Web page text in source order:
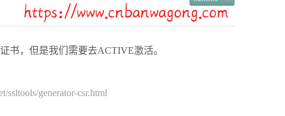
书，但是我们需要去ACTIVE激活。
generator-csr.html